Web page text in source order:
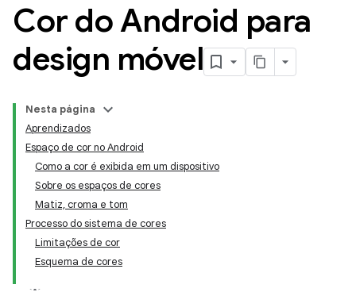
Cor do Android para
design móvel
Nesta página
Aprendizados
Espaço de cor no Android
Como a cor é exibida em um dispositivo
Sobre os espaços de cores
Matiz, croma e tom
Processo do sistema de cores
Limitações de cor
Esquema de cores